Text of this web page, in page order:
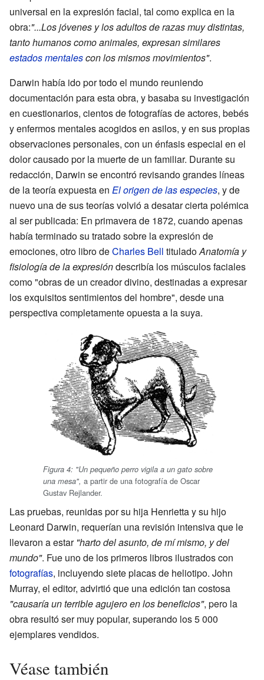
universal en la expresión facial, tal como explica en la
obra:"...Los jóvenes y los adultos de razas muy distintas,
tanto humanos como animales, expresan similares
estados mentalescon los mismos movimientos".
Darwin había ido por todo el mundo reuniendo
documentación para esta obra, y basaba su investigación
en cuestionarios, cientos de fotografías de actores, bebés
y enfermos mentales acogidos en asilos, y en sus propias
observaciones personales, con un énfasis especial en el
dolor causado por la muerte de un familiar. Durante su
redacción, Darwin se encontró revisando grandes líneas
de la teoría expuesta en El origen de las especies, y de
nuevo una de sus teorías volvió a desatar cierta polémica
al ser publicada: En primavera de 1872, cuando apenas
había terminado su tratado sobre la expresión de
emociones, otro libro deCharles Bell tituladoAnatomía y
fisiología de la expresióndescribía los músculos faciales
como "obras de un creador divino, destinadas a expresar
los exquisitos sentimientos del hombre", desde una
perspectiva completamente opuesta a la suya.
Figura 4: "Un pequeño perro vigila a un gato sobre
una mesa", a partir de una fotografía de Oscar
Gustav Rejlander.
Las pruebas, reunidas por su hija Henrietta y su hijo
Leonard Darwin, requerían una revisión intensiva que le
llevaron a estar "harto del asunto, de mí mismo, y del
mundo". Fue uno de los primeros libros ilustrados con
fotografías, incluyendo siete placas de heliotipo. John
Murray, el editor, advirtió que una edición tan costosa
"causaría un terrible agujero en los beneficios", pero la
obra resultó ser muy popular, superando los 5 000
ejemplares vendidos.
Véase también